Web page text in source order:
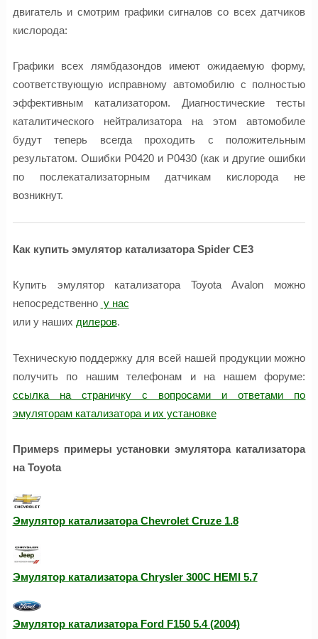
двигатель и смотрим графики сигналов со всех датчиков
кислорода:
Графики всех лямбдазондов имеют ожидаемую форму,
соответствующую исправному автомобилю с полностью
эффективным катализатором. Диагностические тесты
каталитического нейтрализатора на этом автомобиле
будут теперь всегда проходить с положительным
результатом. Ошибки P0420 и P0430 (как и другие ошибки
по послекатализаторным датчикам кислорода не
возникнут.
Как купить эмулятор катализатора Spider CE3
Купить эмулятор катализатора Toyota Avalon можно
непосредственно у нас
или у наших дилеров.
Техническую поддержку для всей нашей продукции можно
получить по нашим телефонам и на нашем форуме:
ссылка на страничку с вопросами и ответами по
эмуляторам катализатора и их установке
Примерs примеры установки эмулятора катализатора
на Toyota
Эмулятор катализатора Chevrolet Cruze 1.8
Эмулятор катализатора Chrysler 300C HEMI 5.7
Эмулятор катализатора Ford F150 5.4 (2004)